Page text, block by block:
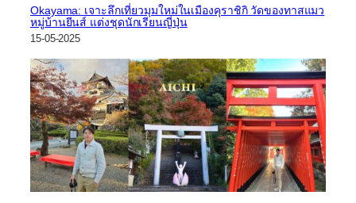
Okayama: เจาะลึกเที่ยวมุมใหม่ในเมืองคุราชิกิ วัดของทาสแมว
หมู่บ้านยีนส์ แต่งชุดนักเรียนญี่ปุ่น
15-05-2025